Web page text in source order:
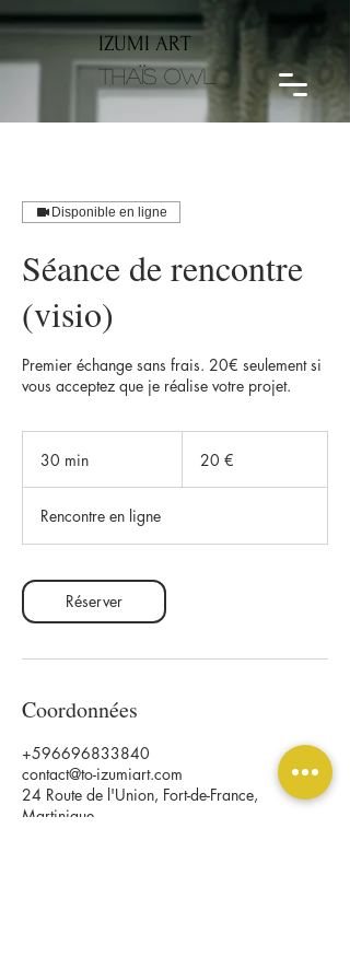
Thaïs Owl
IZUMI ART
Disponible en ligne
Séance de rencontre
(visio)
Premier échange sans frais. 20€ seulement si
vous acceptez que je réalise votre projet.
30 min
i
n
20 €
Rencontre en ligne
Réserver
Coordonnées
+596696833840
contact@to-izumiart.com
24 Route de l'Union, Fort-de-France,
Martinique